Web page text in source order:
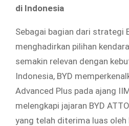
di Indonesia
Sebagai bagian dari strategi
menghadirkan pilihan
semakin relevan dengan
Indonesia, BYD
Advanced Plus pada ajang
melengkapi jajaran BYD
yang telah diterima luas oleh